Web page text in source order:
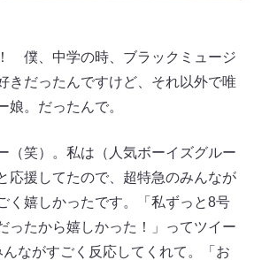
僕、中学の時、ブラックミュージ
きだったんですけど、それ以外で唯
娘。だったんで。
（笑）。私は（人気ボーイズグルー
応援してたので、超特急のみんなが
く嬉しかったです。「私ずっと8号
ったから嬉しかった！」ってツイー
んながすごく反応してくれて。「お